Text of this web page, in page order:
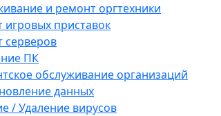
и ремонт оргтехники
игровых приставок
серверов
ПК
обслуживание организаций
данных
/ Удаление вирусов